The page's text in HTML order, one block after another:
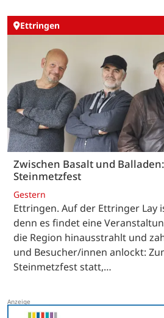
Ettringen
Zwischen Basalt und
Steinmetzfest
Gestern
Ettringen. Auf der Ettringer Lay
denn es findet eine
die Region hinausstrahlt und
und Besucher/innen anlockt:
Steinmetzfest statt,…